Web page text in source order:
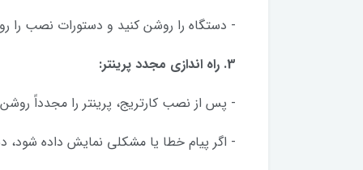
- دستگاه را روشن کنید و دستورات نصب را
3. راه اندازی مجدد پرینتر:
- پس از نصب کارتریج، پرینتر را مجدداً روشن
- اگر پیام خطا یا مشکلی نمایش داده شود،